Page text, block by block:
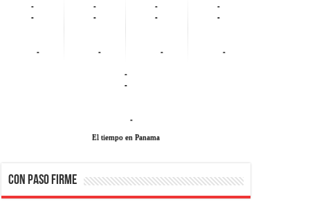
-
-
-
-
-
-
-
-
-
-
-
-
-
-
-
El tiempo en Panama
CON PASO FIRME